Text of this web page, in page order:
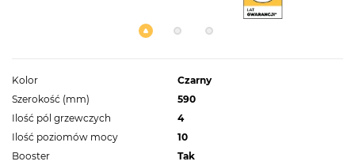
Kolor
Czarny
Szerokość (mm)
590
Ilość pól grzewczych
4
Ilość poziomów mocy
10
Booster
Tak